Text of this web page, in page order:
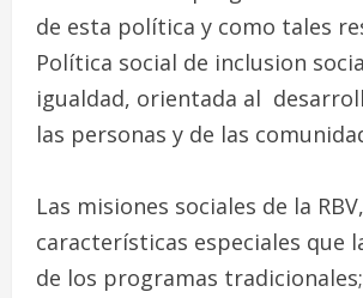
de esta política y como tales
Política social de inclusion
igualdad, orientada al
las personas y de las
Las misiones sociales de la
características especiales que
de los programas